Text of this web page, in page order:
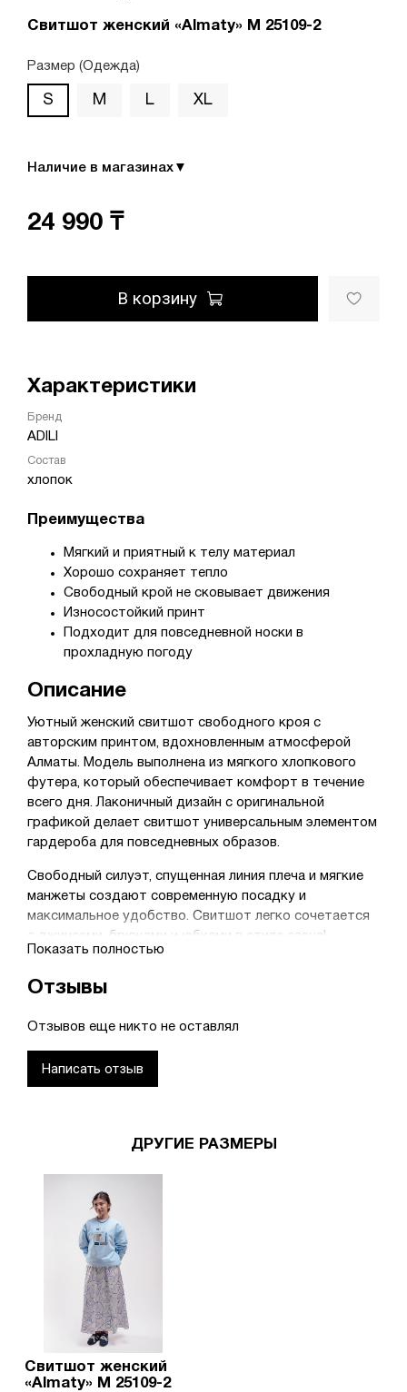
Свитшот женский «Almaty» М 25109-2
Размер (Одежда)
S M L XL
Наличие в магазинах ▼
24 990 ₸
В корзину
Характеристики
Бренд
ADILI
Состав
хлопок
Преимущества
Мягкий и приятный к телу материал
Хорошо сохраняет тепло
Свободный крой не сковывает движения
Износостойкий принт
Подходит для повседневной носки в
прохладную погоду
Описание
Уютный женский свитшот свободного кроя с
авторским принтом, вдохновленным атмосферой
Алматы. Модель выполнена из мягкого хлопкового
футера, который обеспечивает комфорт в течение
всего дня. Лаконичный дизайн с оригинальной
графикой делает свитшот универсальным элементом
гардероба для повседневных образов.
Свободный силуэт, спущенная линия плеча и мягкие
манжеты создают современную посадку и
максимальное удобство. Свитшот легко сочетается
с джинсами, брюками и юбками в стиле casual.
Показать полностью
Отзывы
Отзывов еще никто не оставлял
Написать отзыв
ДРУГИЕ РАЗМЕРЫ
Свитшот женский
«Almaty» М 25109-2